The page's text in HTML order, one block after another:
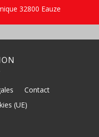
32800 Eauze
Contact
(UE)